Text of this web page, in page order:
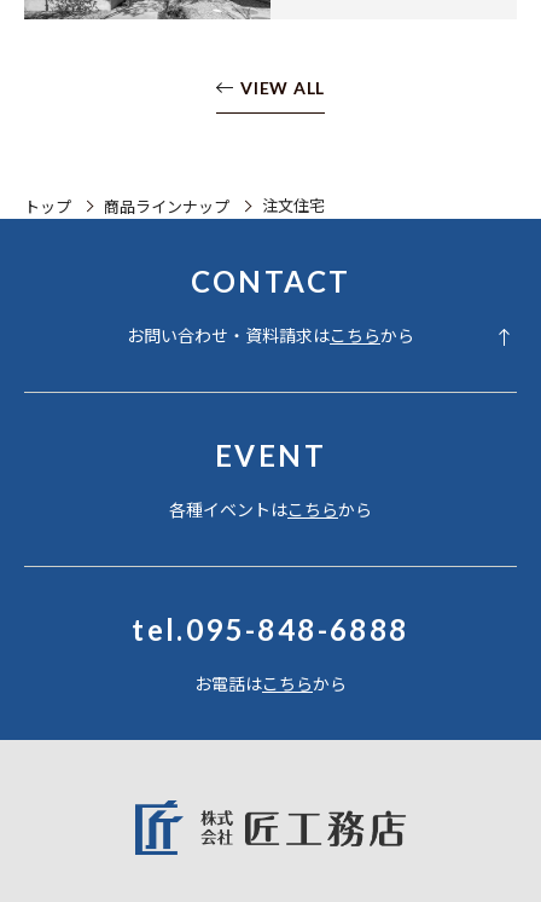
VIEW ALL
トップ 商品ラインナップ 注文住宅
CONTACT
お問い合わせ・資料請求はこちらから
EVENT
各種イベントはこちらから
tel.095-848-6888
お電話はこちらから